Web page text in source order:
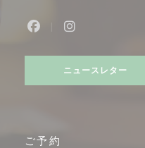
ニュースレター
ご予約